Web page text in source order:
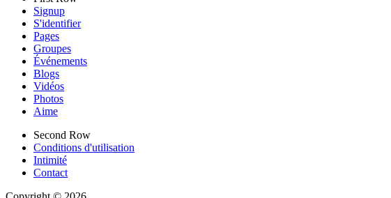
Signup
S'identifier
Pages
Groupes
Événements
Blogs
Vidéos
Photos
Aime
Second Row
Conditions d'utilisation
Intimité
Contact